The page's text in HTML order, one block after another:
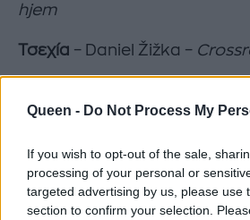
Queen - Do Not Process My
If you wish to opt-out of the sale,
processing of your personal or
targeted advertising by us, please use
section to confirm your selection.
hjem
Τσεχία – Daniel Žižka –
https://www.instagram.com/
Εκτός τελικού έμειναν το
Λουξεμβούργο, η Λετονία, η
Ελβετία.